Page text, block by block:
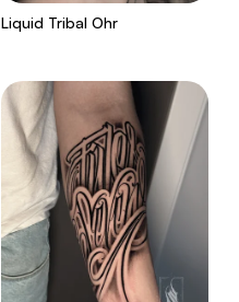
Liquid Tribal Ohr